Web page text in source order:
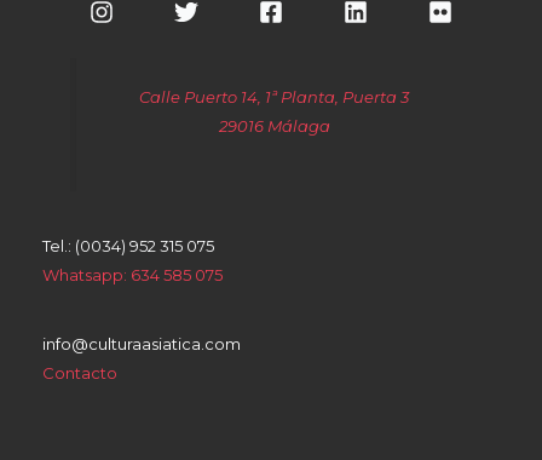
Calle Puerto 14, 1ª Planta, Puerta 3
29016 Málaga
Tel.: (0034) 952 315 075
Whatsapp: 634 585 075
info@culturaasiatica.com
Contacto